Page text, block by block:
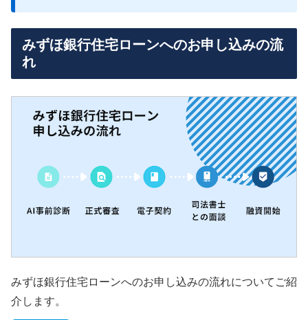
みずほ銀行住宅ローンへのお申し込みの流
れ
みずほ銀行住宅ローンへのお申し込みの流れについてご紹
介します。